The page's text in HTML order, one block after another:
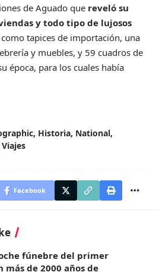
de Aguado que reveló su
y todo tipo de lujosos
como tapices de importación, una
y muebles, y 59 cuadros de
época, para los cuales había
, Historia, National,
Viajes
Facebook
fúnebre del primer
de 2000 años de